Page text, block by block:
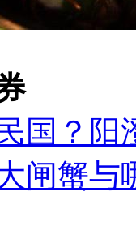
国？阳
闸蟹与